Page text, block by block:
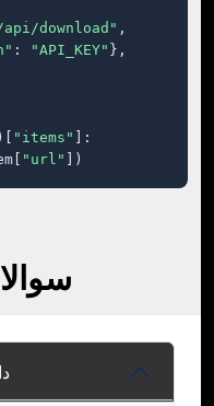
download" ,
: "API_KEY" },
"items"
]:
"url" ])